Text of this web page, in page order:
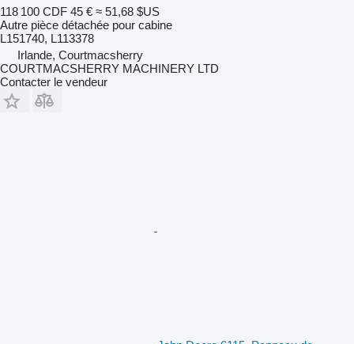
118 100 CDF 45 € ≈ 51,68 $US
Autre pièce détachée pour cabine
L151740, L113378
Irlande, Courtmacsherry
COURTMACSHERRY MACHINERY LTD
Contacter le vendeur